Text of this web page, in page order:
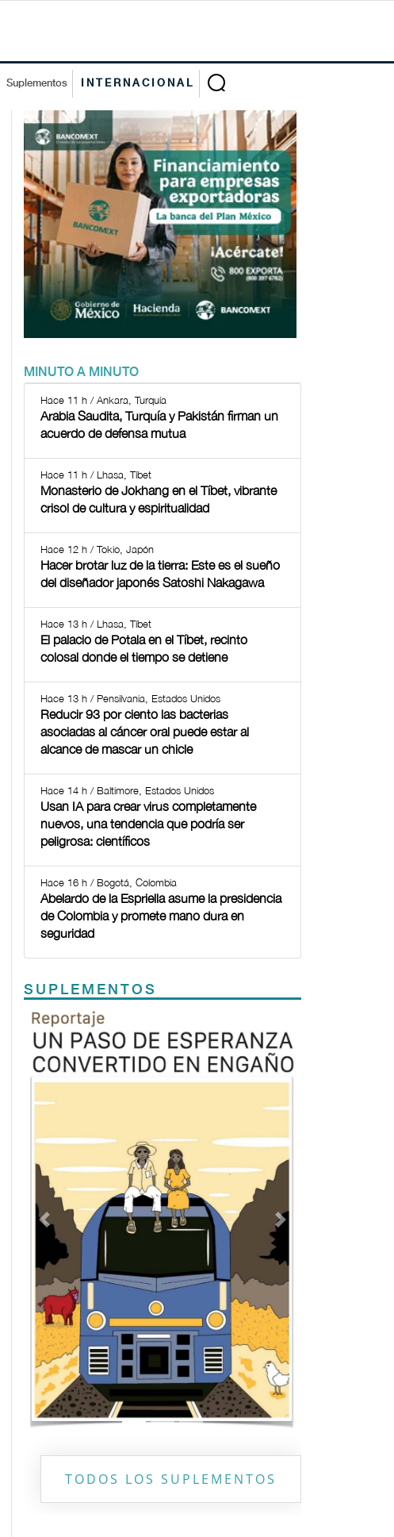
Suplementos INTERNACIONAL
MINUTO A MINUTO
Hace 11 h / Ankara, Turquía
Arabia Saudita, Turquía y Pakistán firman un
acuerdo de defensa mutua
Hace 11 h / Lhasa, Tíbet
Monasterio de Jokhang en el Tíbet, vibrante
crisol de cultura y espiritualidad
Hace 12 h / Tokio, Japón
Hacer brotar luz de la tierra: Este es el sueño
del diseñador japonés Satoshi Nakagawa
Hace 13 h / Lhasa, Tíbet
El palacio de Potala en el Tíbet, recinto
colosal donde el tiempo se detiene
Hace 13 h / Pensilvania, Estados Unidos
Reducir 93 por ciento las bacterias
asociadas al cáncer oral puede estar al
alcance de mascar un chicle
Hace 14 h / Baltimore, Estados Unidos
Usan IA para crear virus completamente
nuevos, una tendencia que podría ser
peligrosa: científicos
Hace 16 h / Bogotá, Colombia
Abelardo de la Espriella asume la presidencia
de Colombia y promete mano dura en
seguridad
SUPLEMENTOS
Previous
TODOS LOS SUPLEMENTOS